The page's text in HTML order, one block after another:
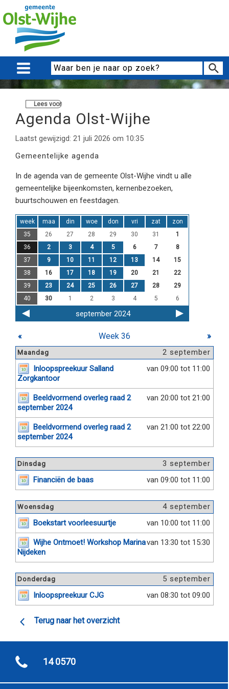
Lees voor
Agenda Olst-Wijhe
Laatst gewijzigd: 21 juli 2026 om 10:35
Gemeentelijke agenda
In de agenda van de gemeente Olst-Wijhe vindt u alle
gemeentelijke bijeenkomsten, kernenbezoeken,
buurtschouwen en feestdagen.
week maa din woe don vri zat
zon
35
26 27 28 29 30 31
1
36
2 3 4 5 6 7
8
37
9 10 11 12 13 14
15
38
16 17 18 19 20 21
22
39
23 24 25 26 27 28
29
40
30 1 2 3 4 5 6
september 2024
« Week 36 »
2 september
Maandag
van 09:00 tot 11:00
Inloopspreekuur Salland
Zorgkantoor
van 20:00 tot 21:00
Beeldvormend overleg raad 2
september 2024
van 21:00 tot 22:00
Beeldvormend overleg raad 2
september 2024
3 september
Dinsdag
van 09:00 tot 11:00
Financiën de baas
4 september
Woensdag
van 10:00 tot 11:00
Boekstart voorleesuurtje
van 13:30 tot 15:30
Wijhe Ontmoet! Workshop Marina
Nijdeken
5 september
Donderdag
van 08:30 tot 09:00
Inloopspreekuur CJG
Terug naar het overzicht
14 0570